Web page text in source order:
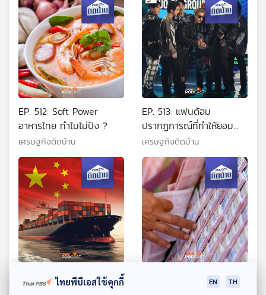
EP. 512: Soft Power
อาหารไทย ทำไมไม่ปัง ?
เศรษฐกิจติดบ้าน
EP. 513: แฟนด้อม
ปรากฏการณ์ที่ทำให้ยอม
เพราะรัก
เศรษฐกิจติดบ้าน
EP. 514: มาตรการประเทศ
ในอาเซียน ที่ใช้สกัดกั้น
EP. 515: งวดนี้มาแน่ !!
จิตวิทยาและเบื้องหลังที่ทำให้
ไทยพีบีเอสใช้คุกกี้ EN TH